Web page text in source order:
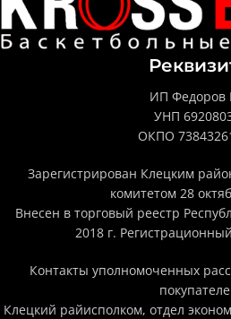
ИП Федоров
УНП
ОКПО
Зарегистрирован Клецким
комитетом 28
Внесен в торговый реестр
2018 г.
Контакты уполномоченных
Клецкий райисполком, отдел